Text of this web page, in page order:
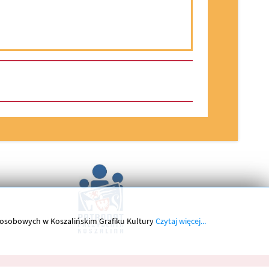
w Koszalińskim Grafiku KulturyCzytaj więcej...